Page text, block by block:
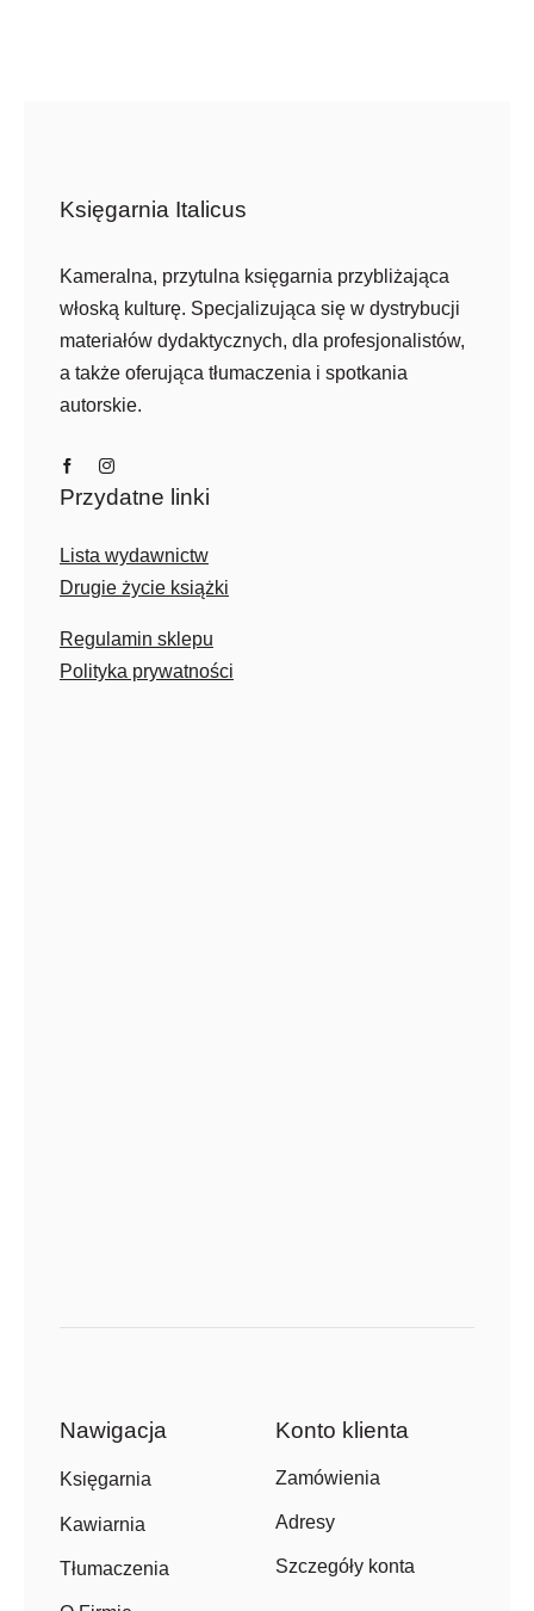
Księgarnia Italicus
Kameralna, przytulna księgarnia przybliżająca
włoską kulturę. Specjalizująca się w dystrybucji
materiałów dydaktycznych, dla profesjonalistów,
a także oferująca tłumaczenia i spotkania
autorskie.
Przydatne linki
Lista wydawnictw
Drugie życie książki
Regulamin sklepu
Polityka prywatności
Nawigacja
Księgarnia
Kawiarnia
Tłumaczenia
Konto klienta
Zamówienia
Adresy
Szczegóły konta